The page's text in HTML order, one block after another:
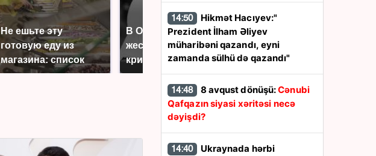
Не ешьте эту
готовую еду из
магазина: список
В ОАЭ произошло
жестокое убийство
криптомиллионера
Все новости по
падению вертолета на
Кавказе: читать здесь
14:50
Prezident İlham Əliyev
müharibəni qazandı, eyni
zamanda sülhü də qazandı"
14:48 8 avqust dönüşü:Cənubi
Qafqazın siyasi xəritəsi necə
dəyişdi?
14:40